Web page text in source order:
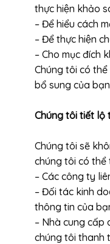
thực hiện khảo
– Để hiểu cách
– Để thực hiện
– Cho mục đích
Chúng tôi có
bổ sung của
Chúng tôi tiết lộ
Chúng tôi sẽ
chúng tôi có thể
– Các công ty
– Đối tác kinh
thông tin của
– Nhà cung cấp
chúng tôi thanh